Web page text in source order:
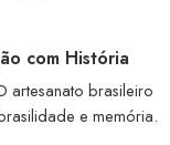
com História
artesanato brasileiro
e memória.